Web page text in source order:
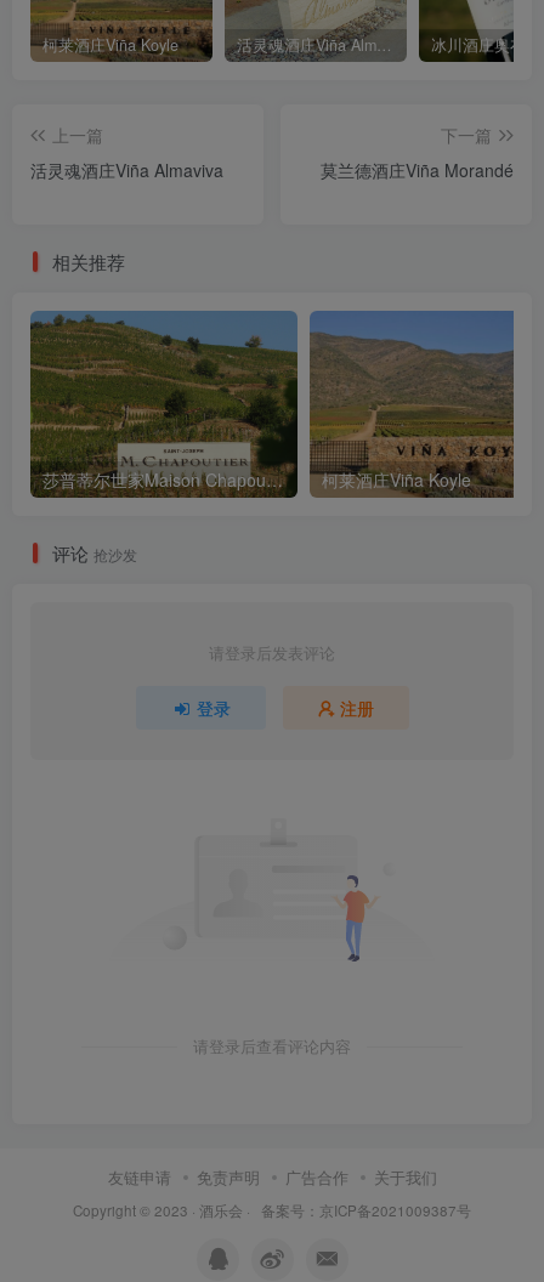
柯莱酒庄Viña Koyle 活灵魂酒庄Viña Almaviva
上一篇
活灵魂酒庄Viña Almaviva
下一篇
莫兰德酒庄Viña Morandé
相关推荐
莎普蒂尔世家Maison Chapoutier 柯莱酒庄Viña Koyle
评论 抢沙发
请登录后发表评论
登录 注册
请登录后查看评论内容
友链申请 免责声明 广告合作 关于我们
Copyright © 2023 · 酒乐会 · 备案号：京ICP备2021009387号